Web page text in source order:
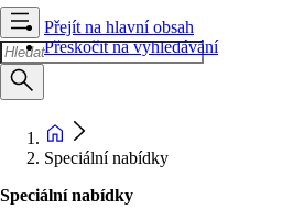
Přejít na hlavní obsah
Přeskočit na vyhledávání
Speciální nabídky
Speciální nabídky